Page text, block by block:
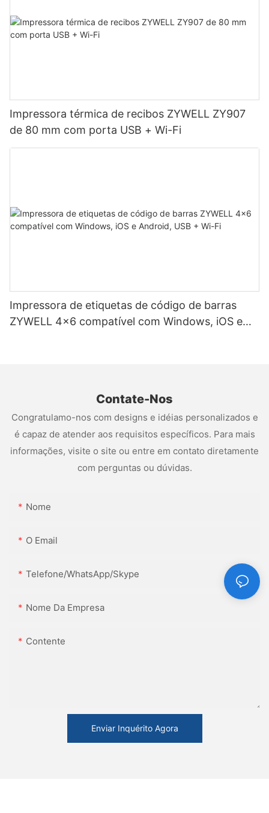
Impressora térmica de recibos ZYWELL ZY907
de 80 mm com porta USB + Wi-Fi
Impressora de etiquetas de código de barras
ZYWELL 4x6 compatível com Windows, iOS e
Contate-Nos
Congratulamo-nos com designs e idéias personalizados e
é capaz de atender aos requisitos específicos. Para mais
informações, visite o site ou entre em contato diretamente
com perguntas ou dúvidas.
Nome
O Email
Telefone/WhatsApp/Skype
Nome Da Empresa
Contente
Enviar Inquérito Agora